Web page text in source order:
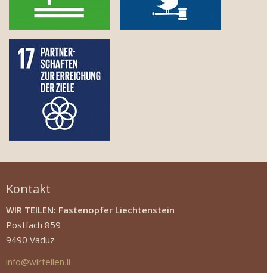
Kontakt
WIR TEILEN: Fastenopfer Liechtenstein
Postfach 859
9490 Vaduz
info@wirteilen.li